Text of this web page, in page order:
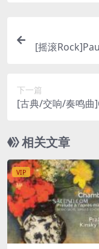
[摇滚
下一篇
[古典/交响/奏鸣
ntemps [SACD
相关文章
VIP